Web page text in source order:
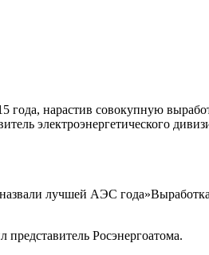
нарастив совокупную
электроэнергетического
лучшей АЭС года»Выработка
Росэнергоатома.